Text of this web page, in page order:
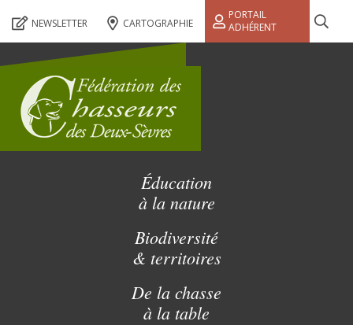
NEWSLETTER CARTOGRAPHIE
PORTAIL
ADHÉRENT
Éducation
à la nature
Biodiversité
& territoires
De la chasse
à la table